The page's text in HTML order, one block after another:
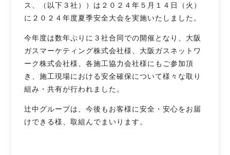
ス、（以下３社））は２０２４年５月１４日（火）
に２０２４年度夏季安全大会を実施いたしました。
今年度は数年ぶりに３社合同での開催となり、大阪
ガスマーケティング株式会社様、大阪ガスネットワ
ーク株式会社様、各施工協力会社様にもご参加頂
き、施工現場における安全確保について様々な取り
組み・共有が行われました。
辻󠄀中グループは、今後もお客様に安全・安心をお届
けできる様、取組んでまいります。